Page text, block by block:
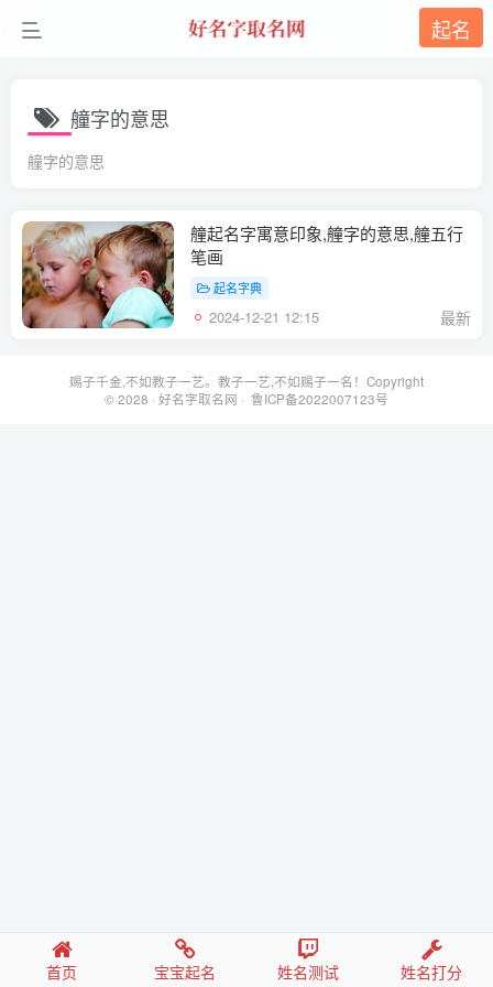
起名
艟字的意思
艟字的意思
艟起名字寓意印象,艟字的意思,艟五行
笔画
起名字典
2024-12-21 12:15 最新
赐子千金,不如教子一艺。教子一艺,不如赐子一名！Copyright
© 2028 · 好名字取名网 · 鲁ICP备2022007123号
首页 宝宝起名 姓名测试 姓名打分